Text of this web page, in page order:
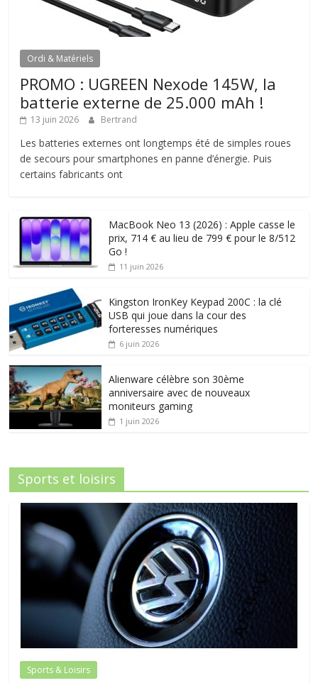
Ordi & Matériels
PROMO : UGREEN Nexode 145W, la
batterie externe de 25.000 mAh !
13 juin 2026 Bertrand
Les batteries externes ont longtemps été de simples roues
de secours pour smartphones en panne d’énergie. Puis
certains fabricants ont
MacBook Neo 13 (2026) : Apple casse le
prix, 714 € au lieu de 799 € pour le 8/512
Go !
11 juin 2026
Kingston IronKey Keypad 200C : la clé
USB qui joue dans la cour des
forteresses numériques
6 juin 2026
Alienware célèbre son 30ème
anniversaire avec de nouveaux
moniteurs gaming
1 juin 2026
Sports et loisirs
Sports & Loisirs